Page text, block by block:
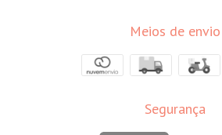
Meios de envio
Segurança